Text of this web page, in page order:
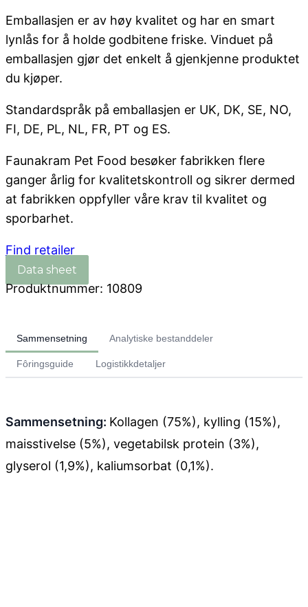
Emballasjen er av høy kvalitet og har en smart
lynlås for å holde godbitene friske. Vinduet på
emballasjen gjør det enkelt å gjenkjenne produktet
du kjøper.
Standardspråk på emballasjen er UK, DK, SE, NO,
FI, DE, PL, NL, FR, PT og ES.
Faunakram Pet Food besøker fabrikken flere
ganger årlig for kvalitetskontroll og sikrer dermed
at fabrikken oppfyller våre krav til kvalitet og
sporbarhet.
Find retailer
Produktnummer: 10809
Sammensetning Analytiske bestanddeler
Fôringsguide Logistikkdetaljer
Sammensetning: Kollagen (75%), kylling (15%),
maisstivelse (5%), vegetabilsk protein (3%),
glyserol (1,9%), kaliumsorbat (0,1%).